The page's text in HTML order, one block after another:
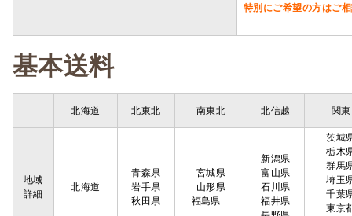
特別にご希望の方はご
基本送料
北海道 北東北 南東北 北信越 関東
地域
詳細
北海道
青森県
岩手県
秋田県
宮城県
山形県
福島県
新潟県
富山県
石川県
福井県
茨城
栃木
群馬
埼玉
千葉
東京